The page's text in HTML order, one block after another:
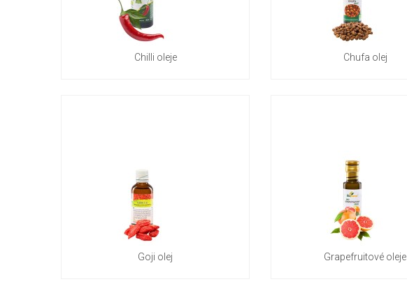
Chilli oleje Chufa olej
Goji olej Grapefruitové oleje